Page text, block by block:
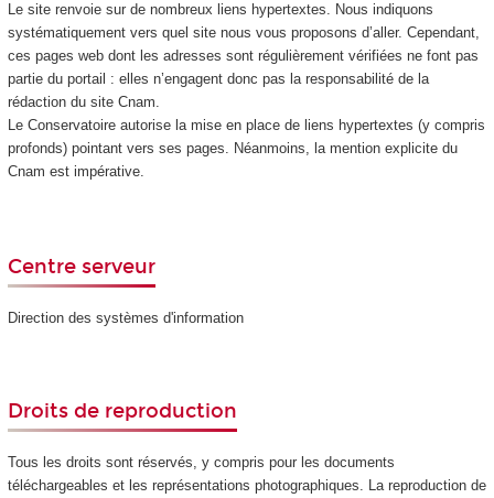
Le site renvoie sur de nombreux liens hypertextes. Nous indiquons
systématiquement vers quel site nous vous proposons d’aller. Cependant,
ces pages web dont les adresses sont régulièrement vérifiées ne font pas
partie du portail : elles n’engagent donc pas la responsabilité de la
rédaction du site Cnam.
Le Conservatoire autorise la mise en place de liens hypertextes (y compris
profonds) pointant vers ses pages. Néanmoins, la mention explicite du
Cnam est impérative.
Centre serveur
Direction des systèmes d'information
Droits de reproduction
Tous les droits sont réservés, y compris pour les documents
téléchargeables et les représentations photographiques. La reproduction de